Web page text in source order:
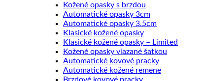
Kožené opasky s brzdou
Automatické opasky 3cm
Automatické opasky 3.5cm
Klasické kožené opasky
Klasické kožené opasky – Limited
Kožené opasky viazané šatkou
Automatické kovové pracky
Automatické kožené remene